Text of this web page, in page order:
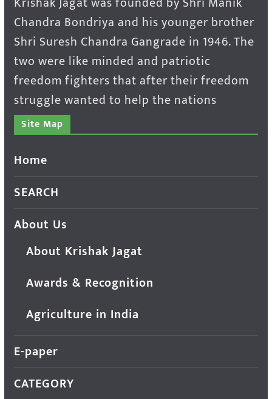
Chandra Bondriya and his younger brother
Shri Suresh Chandra Gangrade in 1946. The
two were like minded and patriotic
freedom fighters that after their freedom
struggle wanted to help the nations
Site Map
Home
SEARCH
About Us
About Krishak Jagat
Awards & Recognition
Agriculture in India
E-paper
CATEGORY